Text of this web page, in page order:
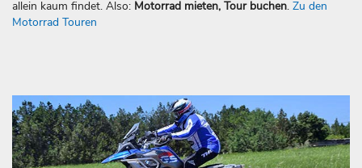
allein kaum findet. Also: Motorrad mieten, Tour buchen. Zu den
Motorrad Touren